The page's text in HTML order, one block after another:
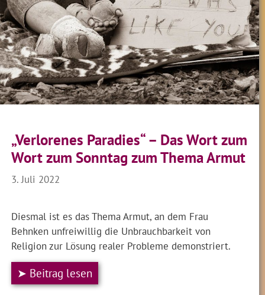
„Verlorenes Paradies“ – Das Wort zum
Wort zum Sonntag zum Thema Armut
3. Juli 2022
Diesmal ist es das Thema Armut, an dem Frau
Behnken unfreiwillig die Unbrauchbarkeit von
Religion zur Lösung realer Probleme demonstriert.
➤ Beitrag lesen